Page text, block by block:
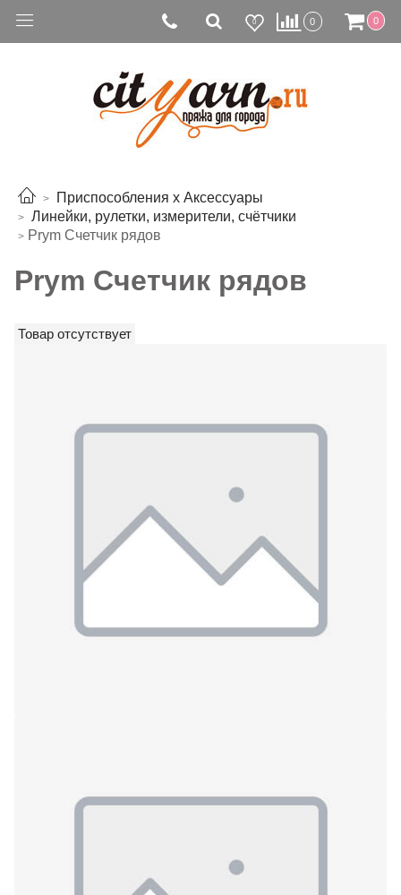
0 0 0
Приспособления х Аксессуары
Линейки, рулетки, измерители, счётчики
Prym Счетчик рядов
Prym Счетчик рядов
Товар отсутствует